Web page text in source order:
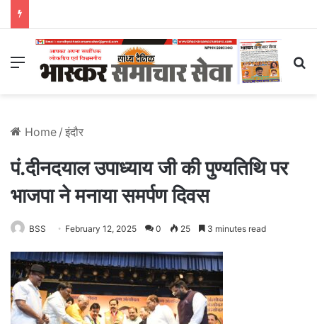
Menu
Home / इंदौर
पं.दीनदयाल उपाध्याय जी की पुण्यतिथि पर
भाजपा ने मनाया समर्पण दिवस
BSS February 12, 2025 0 25 3 minutes read